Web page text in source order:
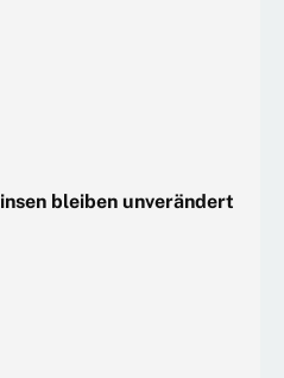
bleiben unverändert